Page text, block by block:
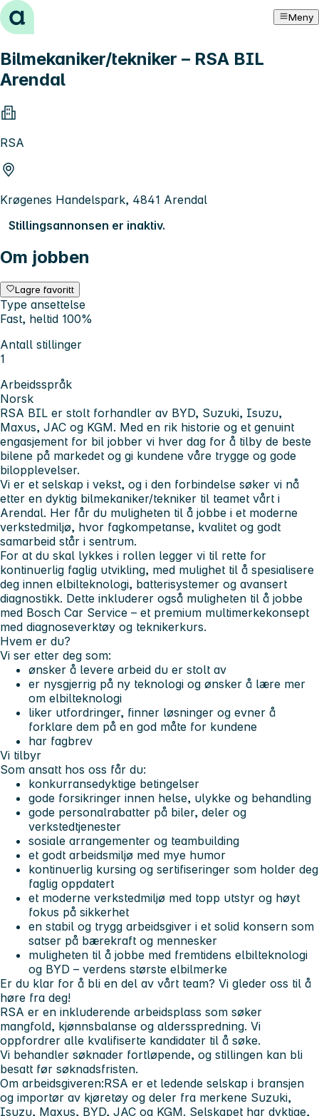
Hopp til innhold Meny
Bilmekaniker/tekniker – RSA BIL
Arendal
RSA
Krøgenes Handelspark, 4841 Arendal
Stillingsannonsen er inaktiv.
Om jobben
Lagre favoritt
Type ansettelse
Fast, heltid 100%
Antall stillinger
1
Arbeidsspråk
Norsk
RSA BIL er stolt forhandler av BYD, Suzuki, Isuzu,
Maxus, JAC og KGM. Med en rik historie og et genuint
engasjement for bil jobber vi hver dag for å tilby de beste
bilene på markedet og gi kundene våre trygge og gode
bilopplevelser.
Vi er et selskap i vekst, og i den forbindelse søker vi nå
etter en dyktig bilmekaniker/tekniker til teamet vårt i
Arendal. Her får du muligheten til å jobbe i et moderne
verkstedmiljø, hvor fagkompetanse, kvalitet og godt
samarbeid står i sentrum.
For at du skal lykkes i rollen legger vi til rette for
kontinuerlig faglig utvikling, med mulighet til å spesialisere
deg innen elbilteknologi, batterisystemer og avansert
diagnostikk. Dette inkluderer også muligheten til å jobbe
med Bosch Car Service – et premium multimerkekonsept
med diagnoseverktøy og teknikerkurs.
Hvem er du?
Vi ser etter deg som:
ønsker å levere arbeid du er stolt av
er nysgjerrig på ny teknologi og ønsker å lære mer
om elbilteknologi
liker utfordringer, finner løsninger og evner å
forklare dem på en god måte for kundene
har fagbrev
Vi tilbyr
Som ansatt hos oss får du:
konkurransedyktige betingelser
gode forsikringer innen helse, ulykke og behandling
gode personalrabatter på biler, deler og
verkstedtjenester
sosiale arrangementer og teambuilding
et godt arbeidsmiljø med mye humor
kontinuerlig kursing og sertifiseringer som holder deg
faglig oppdatert
et moderne verkstedmiljø med topp utstyr og høyt
fokus på sikkerhet
en stabil og trygg arbeidsgiver i et solid konsern som
satser på bærekraft og mennesker
muligheten til å jobbe med fremtidens elbilteknologi
og BYD – verdens største elbilmerke
Er du klar for å bli en del av vårt team? Vi gleder oss til å
høre fra deg!
RSA er en inkluderende arbeidsplass som søker
mangfold, kjønnsbalanse og aldersspredning. Vi
oppfordrer alle kvalifiserte kandidater til å søke.
Vi behandler søknader fortløpende, og stillingen kan bli
besatt før søknadsfristen.
Om arbeidsgiveren:RSA er et ledende selskap i bransjen
og importør av kjøretøy og deler fra merkene Suzuki,
Isuzu, Maxus, BYD, JAC og KGM. Selskapet har dyktige,